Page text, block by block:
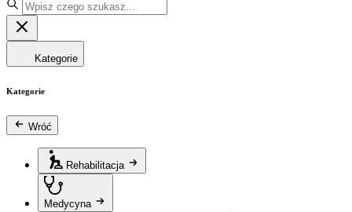
Kategorie
Kategorie
Wróć
Rehabilitacja
Medycyna